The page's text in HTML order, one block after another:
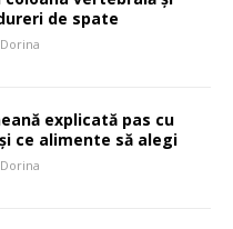
de spate
Dorina
explicată pas cu
ce alimente să alegi
Dorina